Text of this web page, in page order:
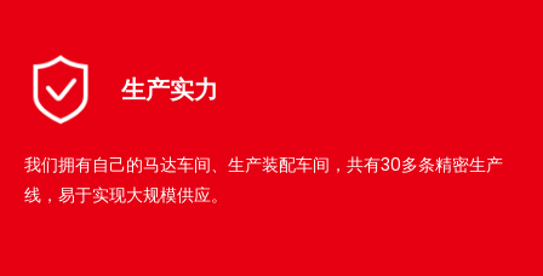
生产实力​​​​​​​
我们拥有自己的马达车间、生产装配车间，共有30多条精密生产
线，易于实现大规模供应。​​​​​​​